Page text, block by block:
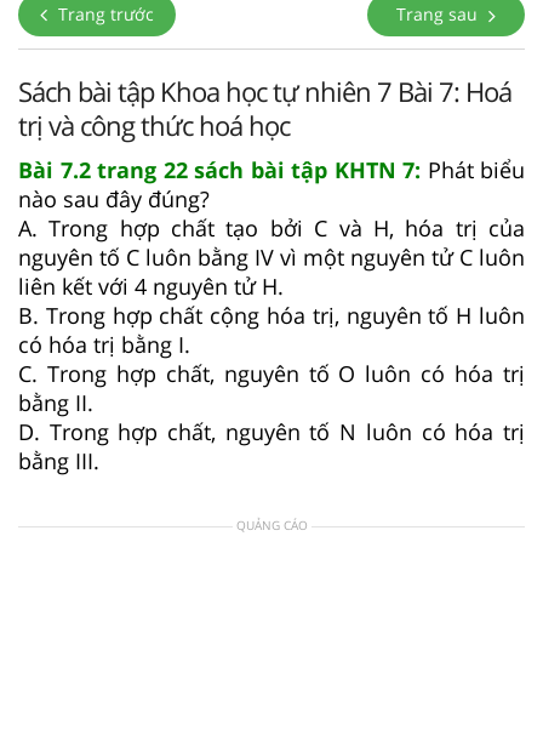
Trang trước Trang sau
Sách bài tập Khoa học tự nhiên 7 Bài 7: Hoá
trị và công thức hoá học
Bài 7.2 trang 22 sách bài tập KHTN 7: Phát biểu
nào sau đây đúng?
A. Trong hợp chất tạo bởi C và H, hóa trị của
nguyên tố C luôn bằng IV vì một nguyên tử C luôn
liên kết với 4 nguyên tử H.
B. Trong hợp chất cộng hóa trị, nguyên tố H luôn
có hóa trị bằng I.
C. Trong hợp chất, nguyên tố O luôn có hóa trị
bằng II.
D. Trong hợp chất, nguyên tố N luôn có hóa trị
bằng III.
QUẢNG CÁO